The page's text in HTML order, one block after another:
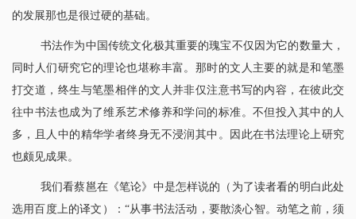
的发展那也是很过硬的基础。
书法作为中国传统文化极其重要的瑰宝不仅因为它的数量大，
同时人们研究它的理论也堪称丰富。那时的文人主要的就是和笔墨
打交道，终生与笔墨相伴的文人并非仅注意书写的内容，在彼此交
往中书法也成为了维系艺术修养和学问的标准。不但投入其中的人
多，且人中的精华学者终身无不浸润其中。因此在书法理论上研究
也颇见成果。
我们看蔡邕在《笔论》中是怎样说的（为了读者看的明白此处
选用百度上的译文）：“从事书法活动，要散淡心智。动笔之前，须